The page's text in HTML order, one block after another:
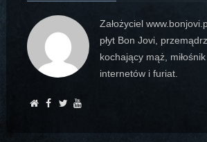
Założyciel
płyt Bon Jovi,
kochający mąż, miłośnik
internetów i furiat.